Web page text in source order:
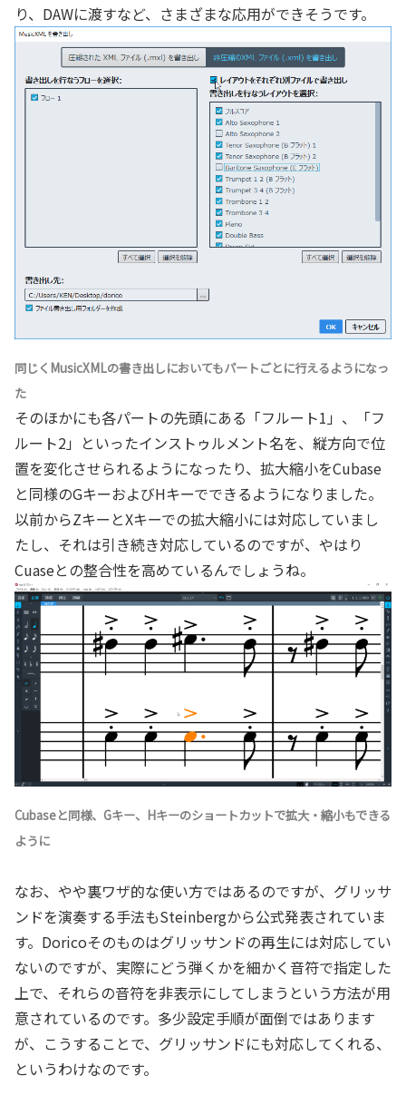
り、DAWに渡すなど、さまざまな応用ができそうです。
同じくMusicXMLの書き出しにおいてもパートごとに行えるようになっ
た
そのほかにも各パートの先頭にある「フルート1」、「フ
ルート2」といったインストゥルメント名を、縦方向で位
置を変化させられるようになったり、拡大縮小をCubase
と同様のGキーおよびHキーでできるようになりました。
以前からZキーとXキーでの拡大縮小には対応していまし
たし、それは引き続き対応しているのですが、やはり
Cuaseとの整合性を高めているんでしょうね。
Cubaseと同様、Gキー、Hキーのショートカットで拡大・縮小もできる
ように
なお、やや裏ワザ的な使い方ではあるのですが、グリッサ
ンドを演奏する手法もSteinbergから公式発表されていま
す。Doricoそのものはグリッサンドの再生には対応してい
ないのですが、実際にどう弾くかを細かく音符で指定した
上で、それらの音符を非表示にしてしまうという方法が用
意されているのです。多少設定手順が面倒ではあります
が、こうすることで、グリッサンドにも対応してくれる、
というわけなのです。